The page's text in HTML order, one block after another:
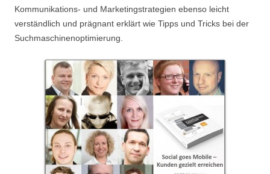
Kommunikations- und Marketingstrategien ebenso leicht
verständlich und prägnant erklärt wie Tipps und Tricks bei der
Suchmaschinenoptimierung.